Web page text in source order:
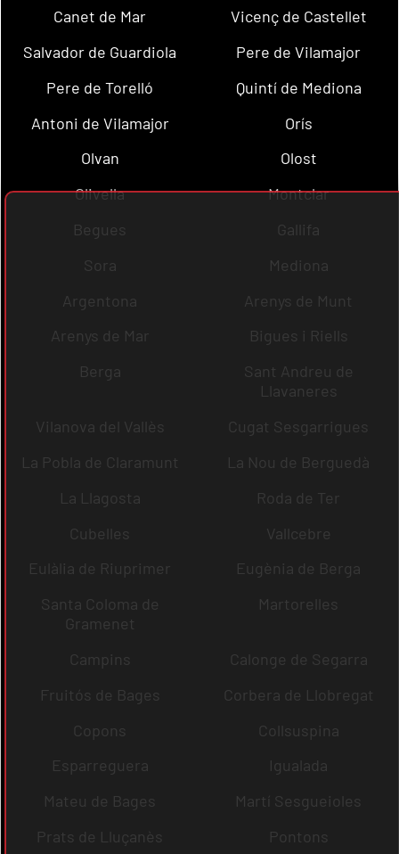
Canet de Mar
Vicenç de Castellet
Salvador de Guardiola
Pere de Vilamajor
Pere de Torelló
Quintí de Mediona
Antoni de Vilamajor
Orís
Olvan
Olost
Olivella
Montclar
Begues
Gallifa
Sora
Mediona
Argentona
Arenys de Munt
Arenys de Mar
Bigues i Riells
Berga
Sant Andreu de
Llavaneres
Vilanova del Vallès
Cugat Sesgarrigues
La Pobla de Claramunt
La Nou de Berguedà
La Llagosta
Roda de Ter
Cubelles
Vallcebre
Eulàlia de Riuprimer
Eugènia de Berga
Santa Coloma de
Gramenet
Martorelles
Campins
Calonge de Segarra
Fruitós de Bages
Corbera de Llobregat
Copons
Collsuspina
Esparreguera
Igualada
Mateu de Bages
Martí Sesgueioles
Prats de Lluçanès
Pontons